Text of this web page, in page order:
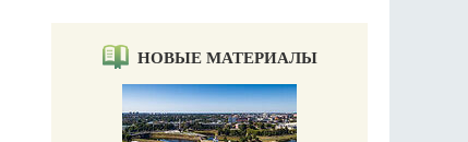
НОВЫЕ МАТЕРИАЛЫ